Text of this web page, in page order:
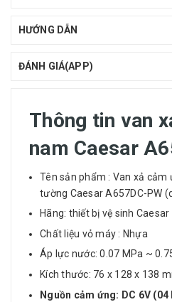
HƯỚNG DẪN
ĐÁNH GIÁ(APP)
Thông tin van
nam Caesar
Tên sản phẩm : Van xả
tường Caesar A657DC-PW
Hãng: thiết bị vệ sinh Caesar
Chất liệu vỏ máy : Nhựa
Áp lực nước: 0.07 MPa ~
Kích thước: 76 x 128 x 138
Nguồn cảm ứng: DC 6V (04